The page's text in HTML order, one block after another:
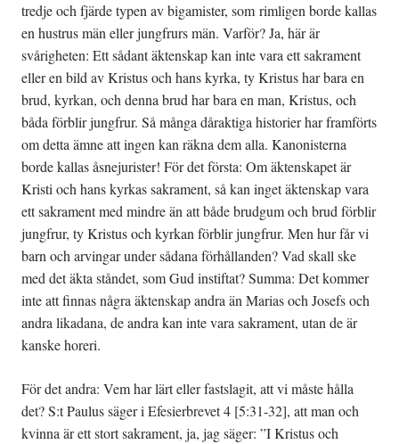
tredje och fjärde typen av bigamister, som rimligen borde kallas
en hustrus män eller jungfrurs män. Varför? Ja, här är
svårigheten: Ett sådant äktenskap kan inte vara ett sakrament
eller en bild av Kristus och hans kyrka, ty Kristus har bara en
brud, kyrkan, och denna brud har bara en man, Kristus, och
båda förblir jungfrur. Så många dåraktiga historier har framförts
om detta ämne att ingen kan räkna dem alla. Kanonisterna
borde kallas åsnejurister! För det första: Om äktenskapet är
Kristi och hans kyrkas sakrament, så kan inget äktenskap vara
ett sakrament med mindre än att både brudgum och brud förblir
jungfrur, ty Kristus och kyrkan förblir jungfrur. Men hur får vi
barn och arvingar under sådana förhållanden? Vad skall ske
med det äkta ståndet, som Gud instiftat? Summa: Det kommer
inte att finnas några äktenskap andra än Marias och Josefs och
andra likadana, de andra kan inte vara sakrament, utan de är
kanske horeri.
För det andra: Vem har lärt eller fastslagit, att vi måste hålla
det? S:t Paulus säger i Efesierbrevet 4 [5:31-32], att man och
kvinna är ett stort sakrament, ja, jag säger: ”I Kristus och